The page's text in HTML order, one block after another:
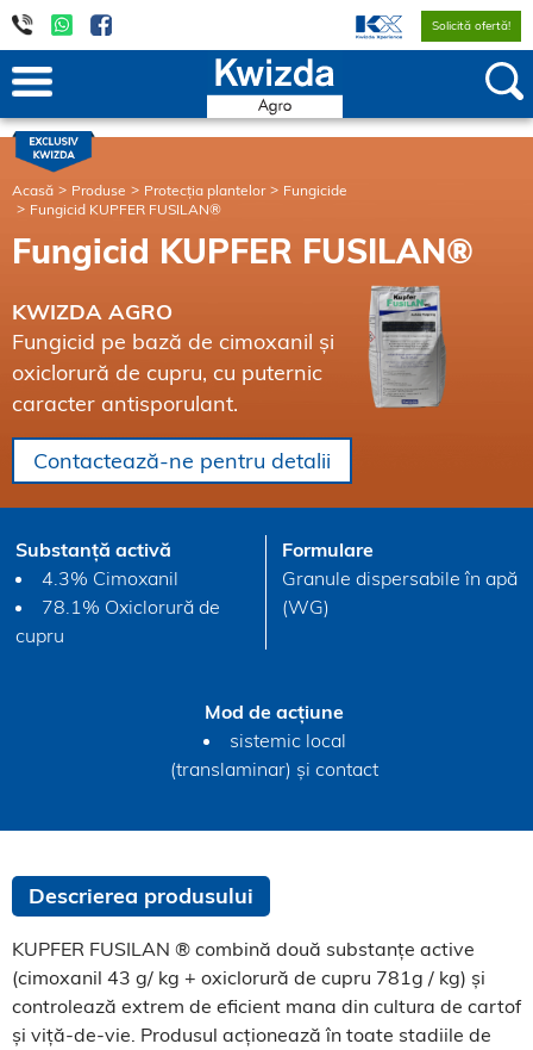
Solicită ofertă!
Acasă Produse Protecția plantelor
Fungicide
Fungicid KUPFER FUSILAN®
Fungicid KUPFER FUSILAN®
KWIZDA AGRO
Fungicid pe bază de cimoxanil și
oxiclorură de cupru, cu puternic
caracter antisporulant.
Contactează-ne pentru detalii
Substanță activă
4.3% Cimoxanil
78.1% Oxiclorură de
cupru
Formulare
Granule dispersabile în apă
(WG)
Mod de acțiune
sistemic local
(translaminar) și contact
Descrierea produsului
KUPFER FUSILAN ® combină două substanţe active
(cimoxanil 43 g/ kg + oxiclorură de cupru 781g / kg) și
controlează extrem de eficient mana din cultura de cartof
și viță-de-vie. Produsul acţionează în toate stadiile de